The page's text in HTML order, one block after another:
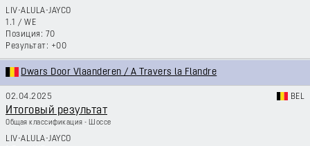
LIV-ALULA-JAYCO
1.1 / WE
70
+00
Dwars Door Vlaanderen / A Travers la Flandre
02.04.2025 BEL
Итоговый результат
Общая классификация - Шоссе
LIV-ALULA-JAYCO